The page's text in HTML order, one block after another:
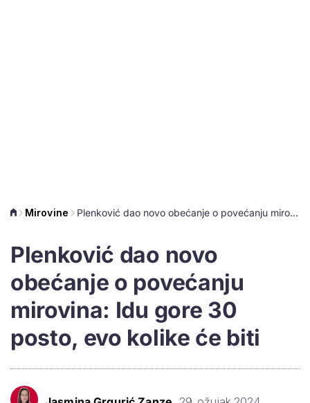
Mirovine Plenković dao novo obećanje o povećanju mirovina: Idu gore 30 posto, evo kolike će biti
Plenković dao novo
obećanje o povećanju
mirovina: Idu gore 30
posto, evo kolike će biti